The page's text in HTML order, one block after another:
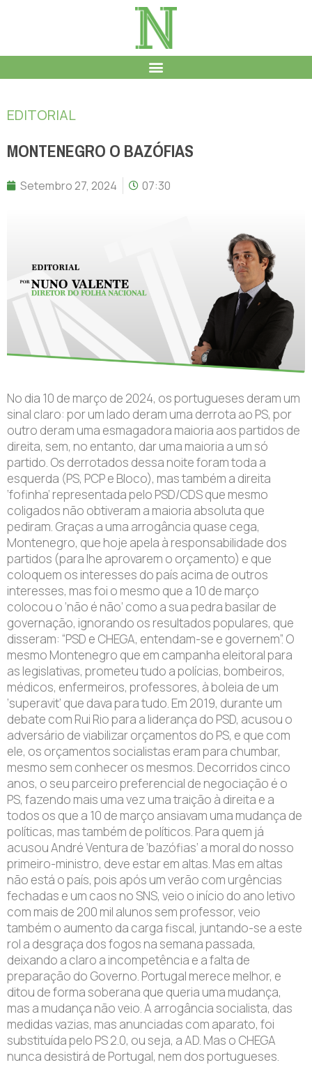
EDITORIAL
MONTENEGRO O BAZÓFIAS
Setembro 27, 2024 07:30
No dia 10 de março de 2024, os portugueses deram um
sinal claro: por um lado deram uma derrota ao PS, por
outro deram uma esmagadora maioria aos partidos de
direita, sem, no entanto, dar uma maioria a um só
partido. Os derrotados dessa noite foram toda a
esquerda (PS, PCP e Bloco), mas também a direita
‘fofinha’ representada pelo PSD/CDS que mesmo
coligados não obtiveram a maioria absoluta que
pediram. Graças a uma arrogância quase cega,
Montenegro, que hoje apela à responsabilidade dos
partidos (para lhe aprovarem o orçamento) e que
coloquem os interesses do país acima de outros
interesses, mas foi o mesmo que a 10 de março
colocou o ‘não é não’ como a sua pedra basilar de
governação, ignorando os resultados populares, que
disseram: “PSD e CHEGA, entendam-se e governem”. O
mesmo Montenegro que em campanha eleitoral para
as legislativas, prometeu tudo a polícias, bombeiros,
médicos, enfermeiros, professores, à boleia de um
‘superavit’ que dava para tudo. Em 2019, durante um
debate com Rui Rio para a liderança do PSD, acusou o
adversário de viabilizar orçamentos do PS, e que com
ele, os orçamentos socialistas eram para chumbar,
mesmo sem conhecer os mesmos. Decorridos cinco
anos, o seu parceiro preferencial de negociação é o
PS, fazendo mais uma vez uma traição à direita e a
todos os que a 10 de março ansiavam uma mudança de
políticas, mas também de políticos. Para quem já
acusou André Ventura de ‘bazófias’ a moral do nosso
primeiro-ministro, deve estar em altas. Mas em altas
não está o país, pois após um verão com urgências
fechadas e um caos no SNS, veio o início do ano letivo
com mais de 200 mil alunos sem professor, veio
também o aumento da carga fiscal, juntando-se a este
rol a desgraça dos fogos na semana passada,
deixando a claro a incompetência e a falta de
preparação do Governo. Portugal merece melhor, e
ditou de forma soberana que queria uma mudança,
mas a mudança não veio. A arrogância socialista, das
medidas vazias, mas anunciadas com aparato, foi
substituída pelo PS 2.0, ou seja, a AD. Mas o CHEGA
nunca desistirá de Portugal, nem dos portugueses.